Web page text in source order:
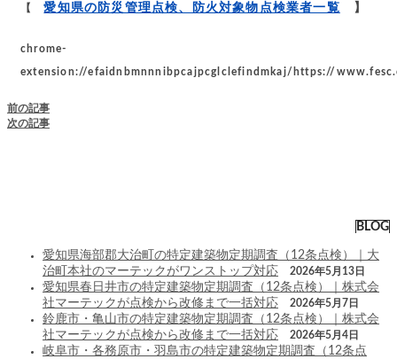
【愛知県の防災管理点検、防火対象物点検業者一覧 】
chrome-
extension://efaidnbmnnnibpcajpcglclefindmkaj/https://
前の記事
次の記事
BLOG
愛知県海部郡大治町の特定建築物定期調査（12条点検）｜大
治町本社のマーテックがワンストップ対応
2026年5月13日
愛知県春日井市の特定建築物定期調査（12条点検）｜株式会
社マーテックが点検から改修まで一括対応
2026年5月7日
鈴鹿市・亀山市の特定建築物定期調査（12条点検）｜株式会
社マーテックが点検から改修まで一括対応
2026年5月4日
岐阜市・各務原市・羽島市の特定建築物定期調査（12条点